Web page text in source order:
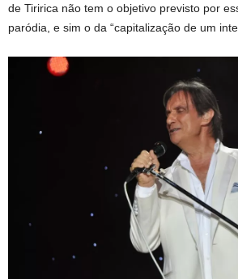
de Tiririca não tem o objetivo previsto por
paródia, e sim o da “capitalização de um